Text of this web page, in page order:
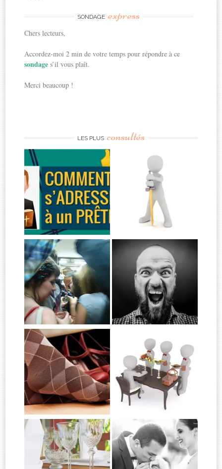
SONDAGE express
Chers lecteurs,
Accordez-moi 2 min de votre temps pour répondre à ce
sondages’il vous plaît.
Merci beaucoup !
LES PLUS consultés